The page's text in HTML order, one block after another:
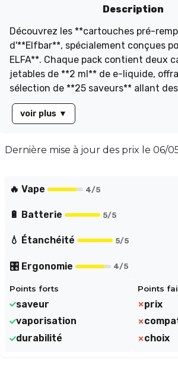
Description
Découvrez les **cartouches pré-
d'**Elfbar**, spécialement conçues
ELFA**. Chaque pack contient deux
jetables de **2 ml** de e-liquide,
sélection de **25 saveurs** allant
aux boissons pétillantes. Grâce à la
**QUAQ Mesh**, ces cartouches
production de vapeur généreuse.
puffs jetables.
voir plus ▼
Dernière mise à jour des prix le 06/
🔥 Vape 4/5
🔋 Batterie 5/5
💧 Étanchéité 5/5
🎛️ Ergonomie 4/5
Points forts
saveur
vaporisation
durabilité
Points
prix
choix